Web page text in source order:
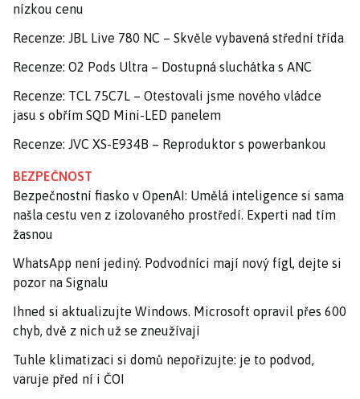
nízkou cenu
Recenze: JBL Live 780 NC – Skvěle vybavená střední třída
Recenze: O2 Pods Ultra – Dostupná sluchátka s ANC
Recenze: TCL 75C7L – Otestovali jsme nového vládce
jasu s obřím SQD Mini-LED panelem
Recenze: JVC XS-E934B – Reproduktor s powerbankou
BEZPEČNOST
Bezpečnostní fiasko v OpenAI: Umělá inteligence si sama
našla cestu ven z izolovaného prostředí. Experti nad tím
žasnou
WhatsApp není jediný. Podvodníci mají nový fígl, dejte si
pozor na Signalu
Ihned si aktualizujte Windows. Microsoft opravil přes 600
chyb, dvě z nich už se zneužívají
Tuhle klimatizaci si domů nepořizujte: je to podvod,
varuje před ní i ČOI